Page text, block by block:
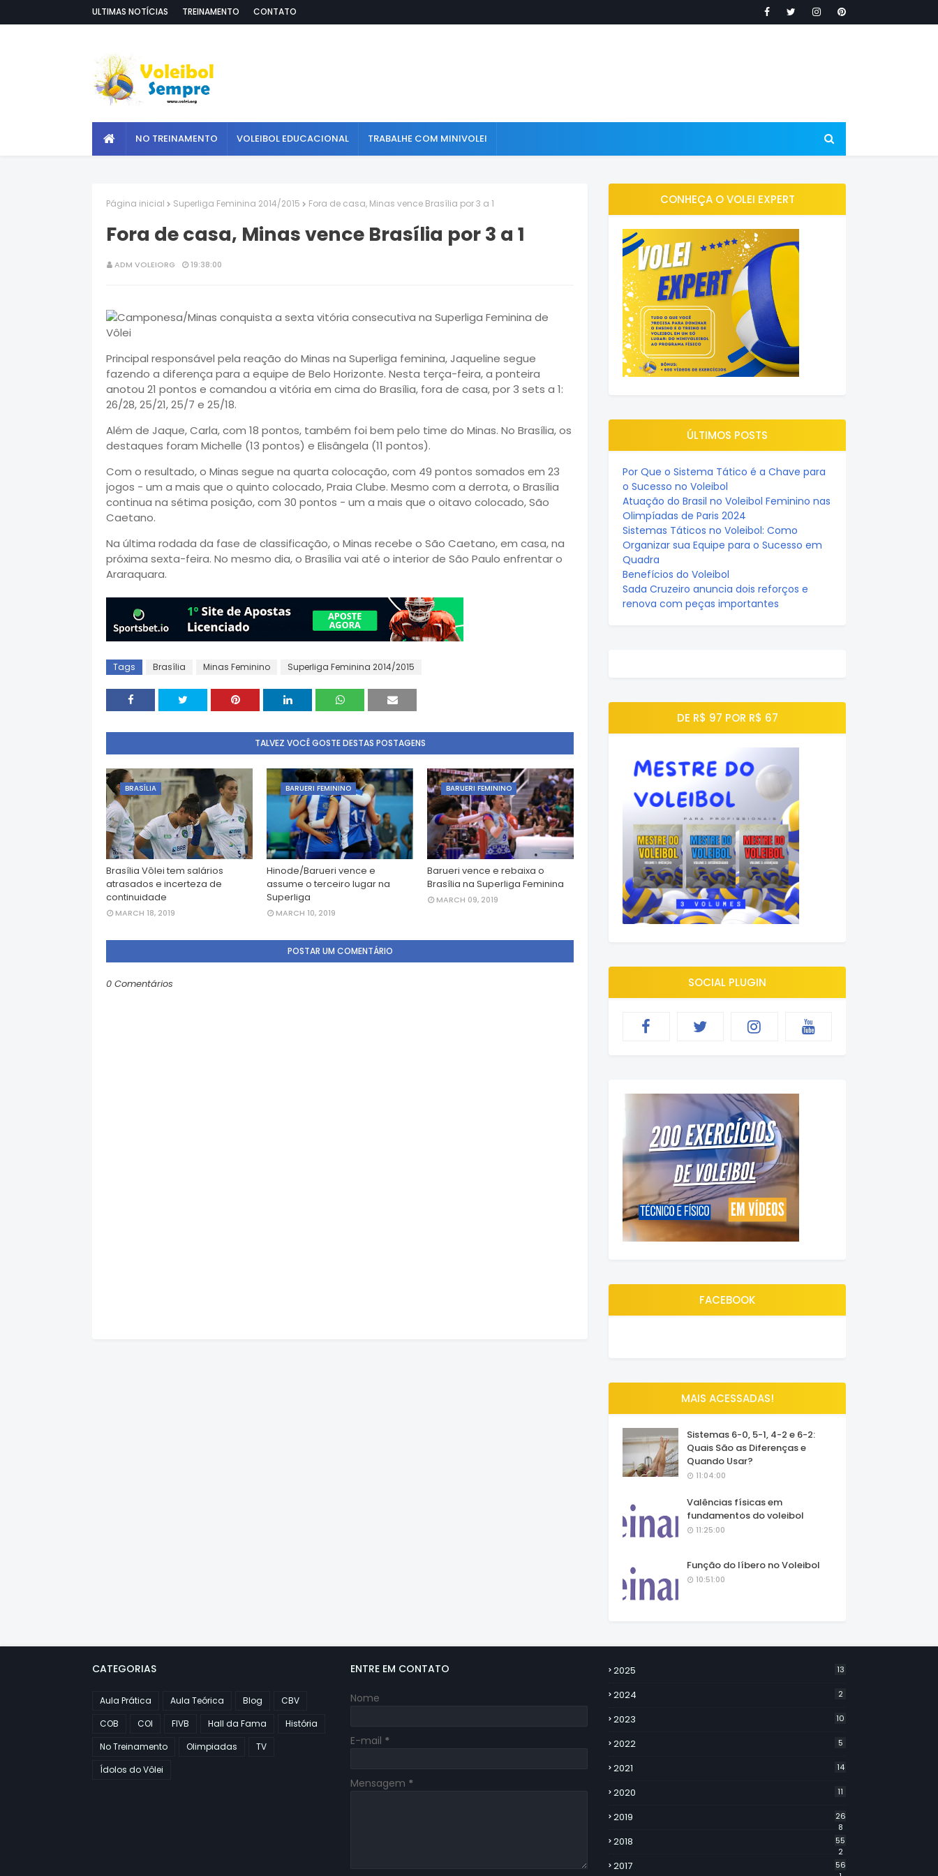
ULTIMAS NOTÍCIAS TREINAMENTO CONTATO
NO TREINAMENTO VOLEIBOL EDUCACIONAL TRABALHE COM MINIVOLEI
Página inicial Superliga Feminina 2014/2015 Fora de casa, Minas vence Brasília por 3 a 1
Fora de casa, Minas vence Brasília por 3 a 1
ADM VOLEIORG 19:38:00
Principal responsável pela reação do Minas na Superliga feminina,Jaqueline segue
fazendo a diferença para a equipe de Belo Horizonte. Nesta terça-feira, a ponteira
anotou 21 pontos e comandou a vitória em cima do Brasília, fora de casa, por 3 sets a 1:
26/28, 25/21, 25/7 e 25/18.
Além de Jaque, Carla, com 18 pontos, também foi bem pelo time do Minas. No Brasília, os
destaques foram Michelle (13 pontos) e Elisângela (11 pontos).
Com o resultado, o Minas segue na quarta colocação, com 49 pontos somados em 23
jogos - um a mais que o quinto colocado, Praia Clube. Mesmo com a derrota, o Brasília
continua na sétima posição, com 30 pontos - um a mais que o oitavo colocado, São
Caetano.
Na última rodada da fase de classificação, o Minas recebe o São Caetano, em casa, na
próxima sexta-feira. No mesmo dia, o Brasília vai até o interior de São Paulo enfrentar o
Araraquara.
Tags Brasília Minas Feminino Superliga Feminina 2014/2015
TALVEZ VOCÊ GOSTE DESTAS POSTAGENS
BRASÍLIA
Brasília Vôlei tem salários
atrasados e incerteza de
continuidade
MARCH 18, 2019
BARUERI FEMININO
Hinode/Barueri vence e
assume o terceiro lugar na
Superliga
MARCH 10, 2019
BARUERI FEMININO
Barueri vence e rebaixa o
Brasília na Superliga Feminina
MARCH 09, 2019
POSTAR UM COMENTÁRIO
0 Comentários
CONHEÇA O VOLEI EXPERT
ÚLTIMOS POSTS
Por Que o Sistema Tático é a Chave para
o Sucesso no Voleibol
Atuação do Brasil no Voleibol Feminino nas
Olimpíadas de Paris 2024
Sistemas Táticos no Voleibol: Como
Organizar sua Equipe para o Sucesso em
Quadra
Benefícios do Voleibol
Sada Cruzeiro anuncia dois reforços e
renova com peças importantes
DE R$ 97 POR R$ 67
SOCIAL PLUGIN
FACEBOOK
MAIS ACESSADAS!
Sistemas 6-0, 5-1, 4-2 e 6-2:
Quais São as Diferenças e
Quando Usar?
11:04:00
Valências físicas em
fundamentos do voleibol
11:25:00
Função do líbero no Voleibol
10:51:00
CATEGORIAS
Aula Prática Aula Teórica Blog
CBV
COB
COI FIVB Hall da Fama
História
No Treinamento
Olimpiadas
TV
Ídolos do Vôlei
ENTRE EM CONTATO
Nome
E-mail *
Mensagem *
2025 13
2024 2
2023 10
2022 5
2021 14
2020 11
2019
26
8
2018
55
2
2017
56